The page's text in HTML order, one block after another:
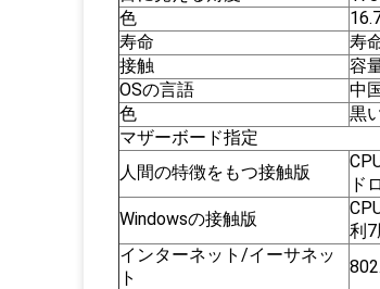
色
寿命
寿
接触
容
OSの言語
中
色
黒
マザーボード指定
人間の特徴をもつ接触版
ド
Windowsの接触版
利
インターネット/イーサネッ
ト